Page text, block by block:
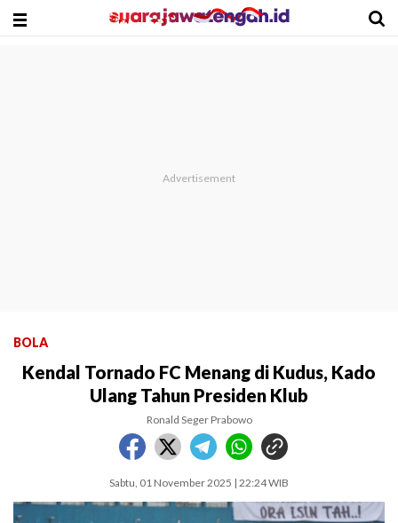
BOLA
Kendal Tornado FC Menang di Kudus, Kado
Ulang Tahun Presiden Klub
Ronald Seger Prabowo
Sabtu, 01 November 2025 | 22:24 WIB